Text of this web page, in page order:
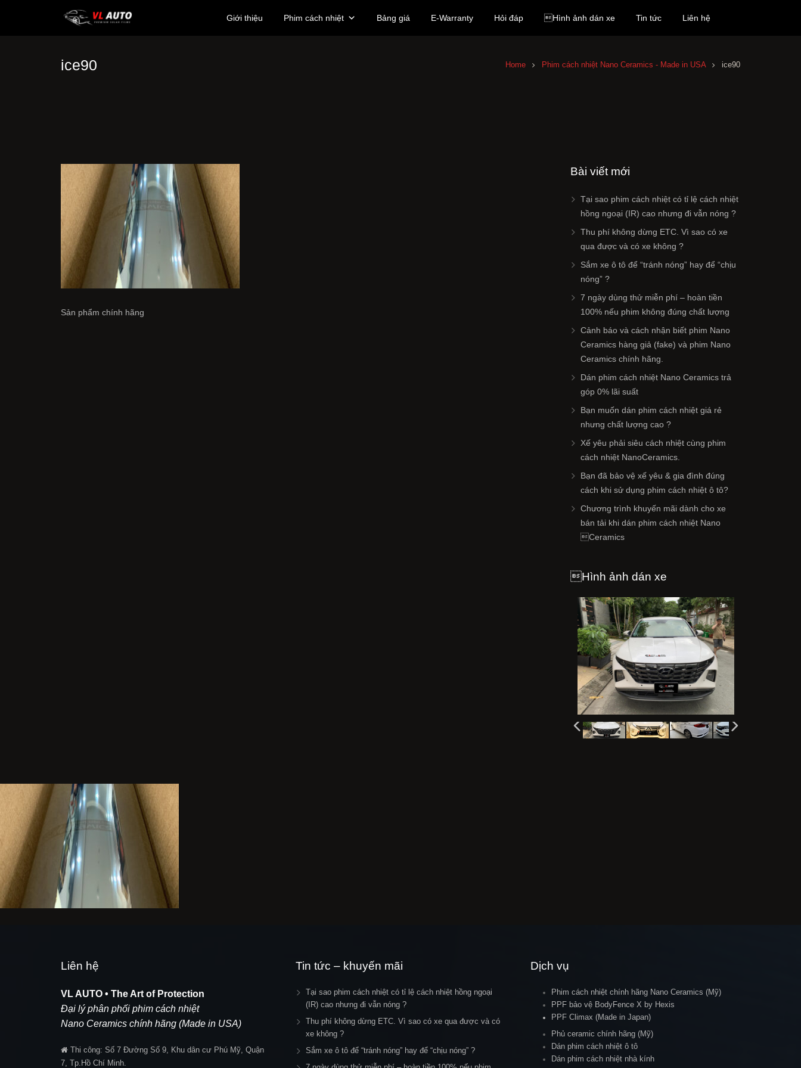
Giới thiệu Phim cách nhiệt Bảng giá E-Warranty Hỏi đáp Hình ảnh dán xe Tin tức Liên hệ
ice90 Home Phim cách nhiệt Nano Ceramics - Made in USA ice90
Sản phẩm chính hãng
Bài viết mới
Tại sao phim cách nhiệt có tỉ lệ cách nhiệt
hồng ngoại (IR) cao nhưng đi vẫn nóng ?
Thu phí không dừng ETC. Vì sao có xe
qua được và có xe không ?
Sắm xe ô tô để “tránh nóng” hay để “chịu
nóng” ?
7 ngày dùng thử miễn phí – hoàn tiền
100% nếu phim không đúng chất lượng
Cảnh báo và cách nhận biết phim Nano
Ceramics hàng giả (fake) và phim Nano
Ceramics chính hãng.
Dán phim cách nhiệt Nano Ceramics trả
góp 0% lãi suất
Bạn muốn dán phim cách nhiệt giá rẻ
nhưng chất lượng cao ?
Xế yêu phải siêu cách nhiệt cùng phim
cách nhiệt NanoCeramics.
Bạn đã bảo vệ xế yêu & gia đình đúng
cách khi sử dụng phim cách nhiệt ô tô?
Chương trình khuyến mãi dành cho xe
bán tải khi dán phim cách nhiệt Nano
Ceramics
Hình ảnh dán xe
Liên hệ
VL AUTO • The Art of Protection
Đại lý phân phối phim cách nhiệt
Nano Ceramics chính hãng (Made in USA)
Thi công: Số 7 Đường Số 9, Khu dân cư Phú Mỹ, Quận
7, Tp.Hồ Chí Minh.
Tin tức – khuyến mãi
Tại sao phim cách nhiệt có tỉ lệ cách nhiệt hồng ngoại
(IR) cao nhưng đi vẫn nóng ?
Thu phí không dừng ETC. Vì sao có xe qua được và có
xe không ?
Sắm xe ô tô để “tránh nóng” hay để “chịu nóng” ?
Dịch vụ
Phim cách nhiệt chính hãng Nano Ceramics (Mỹ)
PPF bảo vệ BodyFence X by Hexis
PPF Climax (Made in Japan)
Phủ ceramic chính hãng (Mỹ)
Dán phim cách nhiệt ô tô
Dán phim cách nhiệt nhà kính